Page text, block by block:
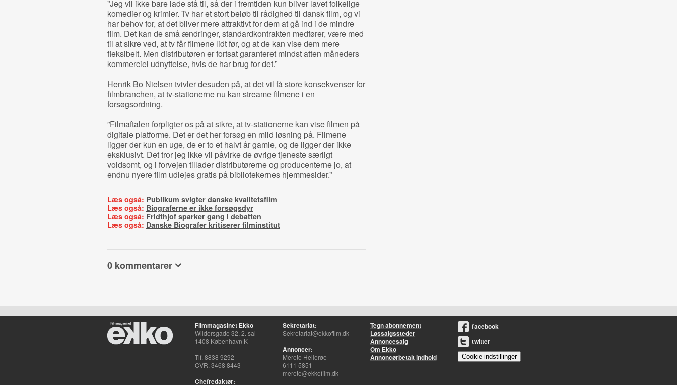
”Jeg vil ikke bare lade stå til, så der i fremtiden kun bliver lavet folkelige
komedier og krimier. Tv har et stort beløb til rådighed til dansk film, og vi
har behov for, at det bliver mere attraktivt for dem at gå ind i de mindre
film. Det kan de små ændringer, standardkontrakten medfører, være med
til at sikre ved, at tv får filmene lidt før, og at de kan vise dem mere
fleksibelt. Men distributøren er fortsat garanteret mindst atten måneders
kommerciel udnyttelse, hvis de har brug for det.”
Henrik Bo Nielsen tvivler desuden på, at det vil få store konsekvenser for
filmbranchen, at tv-stationerne nu kan streame filmene i en
forsøgsordning.
”Filmaftalen forpligter os på at sikre, at tv-stationerne kan vise filmen på
digitale platforme. Det er det her forsøg en mild løsning på. Filmene
ligger der kun en uge, de er to et halvt år gamle, og de ligger der ikke
eksklusivt. Det tror jeg ikke vil påvirke de øvrige tjeneste særligt
voldsomt, og i forvejen tillader distributørerne og producenterne jo, at
endnu nyere film udlejes gratis på bibliotekernes hjemmesider.”
Læs også: Publikum svigter danske kvalitetsfilm
Læs også: Biograferne er ikke forsøgsdyr
Læs også: Fridthjof sparker gang i debatten
Læs også: Danske Biografer kritiserer filminstitut
0 kommentarer
Filmmagasinet Ekko
Wildersgade 32, 2. sal
1408 København K
Tlf. 8838 9292
CVR. 3468 8443
Chefredaktør:
Sekretariat:
Sekretariat@ekkofilm.dk
Annoncer:
Merete Hellerøe
6111 5851
merete@ekkofilm.dk
Tegn abonnement
Løssalgssteder
Annoncesalg
Om Ekko
Annoncørbetalt indhold
facebook
twitter
Cookie-indstillinger